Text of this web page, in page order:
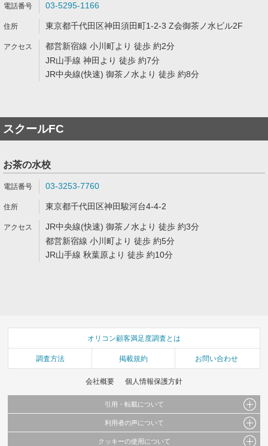
03-5295-1166
東京都千代田区神田須田町1-2-3 Z会御茶ノ水ビル2F
都営新宿線 小川町より 徒歩 約2分
JR山手線 神田より 徒歩 約7分
JR中央線(快速) 御茶ノ水より 徒歩 約8分
スクールFC
お茶の水校
03-3253-7760
東京都千代田区神田駿河台4-4-2
JR中央線(快速) 御茶ノ水より 徒歩 約3分
都営新宿線 小川町より 徒歩 約5分
JR山手線 秋葉原より 徒歩 約10分
オリコン顧客満足度調査とは
調査方法 掲載規約 お問い合わせ
会社概要 個人情報保護方針
引用・転載について
当サイトで公開されている情報（文字、写真、イラスト、画像データ等）及びこれらの配
利用者の声について
当サイトに掲載している内容はすべてサービスの利用者が提出された見解・感想です。
クッキーの使用について